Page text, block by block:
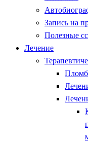
Запись на
Полезные
Лечение